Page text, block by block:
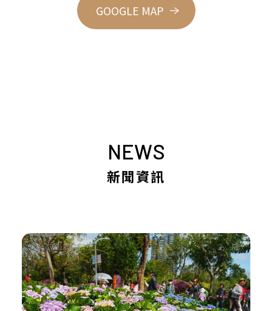
GOOGLE MAP
NEWS
新聞資訊